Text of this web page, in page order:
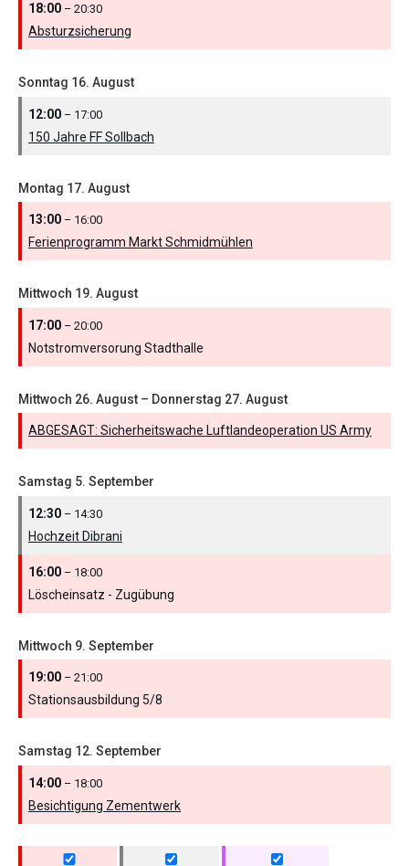
18:00 – 20:30
Absturzsicherung
Sonntag 16. August
12:00 – 17:00
150 Jahre FF Sollbach
Montag 17. August
13:00 – 16:00
Ferienprogramm Markt Schmidmühlen
Mittwoch 19. August
17:00 – 20:00
Notstromversorung Stadthalle
Mittwoch 26. August – Donnerstag 27. August
ABGESAGT: Sicherheitswache Luftlandeoperation US Army
Samstag 5. September
12:30 – 14:30
Hochzeit Dibrani
16:00 – 18:00
Löscheinsatz - Zugübung
Mittwoch 9. September
19:00 – 21:00
Stationsausbildung 5/8
Samstag 12. September
14:00 – 18:00
Besichtigung Zementwerk